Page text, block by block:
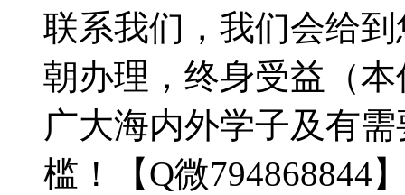
联系我们，我们会给
朝办理，终身受益（
广大海内外学子及有
槛！【Q微794868844